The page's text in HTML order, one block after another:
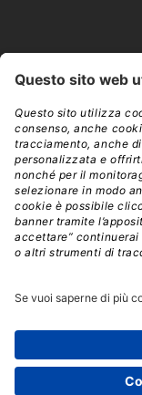
Mixer è un prodotto del
redazione, pubblicità | ©